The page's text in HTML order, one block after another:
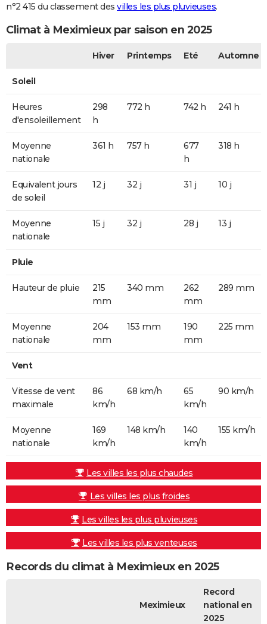
n°2 415 du classement des villes les plus pluvieuses.
Climat à Meximieux par saison en 2025
Hiver Printemps Eté Automne
Soleil
Heures
d'ensoleillement
298
h
772 h 742 h 241 h
Moyenne
nationale
361 h 757 h
677
h
318 h
Equivalent jours
de soleil
12 j 32 j 31 j 10 j
Moyenne
nationale
15 j 32 j 28 j 13 j
Pluie
Hauteur de pluie
215
mm
340 mm
262
mm
289 mm
Moyenne
nationale
204
mm
153 mm
190
mm
225 mm
Vent
Vitesse de vent
maximale
86
km/h
68 km/h
65
km/h
90 km/h
Moyenne
nationale
169
km/h
148 km/h
140
km/h
155 km/h
Les villes les plus chaudes
Les villes les plus froides
Les villes les plus pluvieuses
Les villes les plus venteuses
Records du climat à Meximieux en 2025
Meximieux
Record
national en
2025